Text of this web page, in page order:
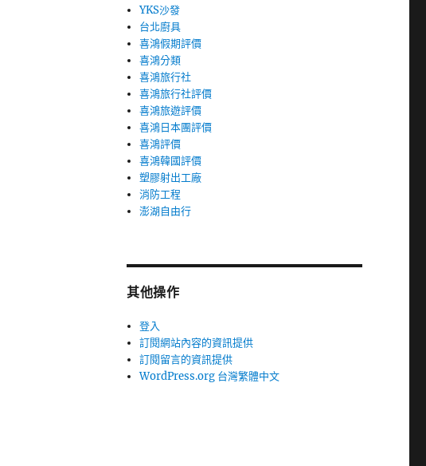
YKS沙發
台北廚具
喜鴻假期評價
喜鴻分類
喜鴻旅行社
喜鴻旅行社評價
喜鴻旅遊評價
喜鴻日本團評價
喜鴻評價
喜鴻韓國評價
塑膠射出工廠
消防工程
澎湖自由行
其他操作
登入
訂閱網站內容的資訊提供
訂閱留言的資訊提供
WordPress.org 台灣繁體中文